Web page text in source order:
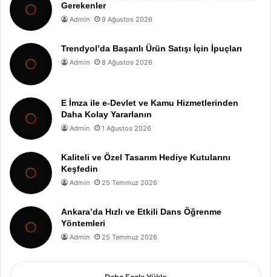
Gerekenler
Admin 9 Ağustos 2026
Trendyol’da Başarılı Ürün Satışı İçin İpuçları
Admin 8 Ağustos 2026
E İmza ile e-Devlet ve Kamu Hizmetlerinden
Daha Kolay Yararlanın
Admin 1 Ağustos 2026
Kaliteli ve Özel Tasarım Hediye Kutularını
Keşfedin
Admin 25 Temmuz 2026
Ankara’da Hızlı ve Etkili Dans Öğrenme
Yöntemleri
Admin 25 Temmuz 2026